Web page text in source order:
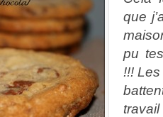
que
pu
!!!